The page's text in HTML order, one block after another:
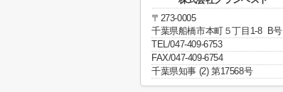
〒273-0005
千葉県船橋市本町５丁目1-8 B号
TEL/047-409-6753
FAX/047-409-6754
千葉県知事 (2) 第17568号